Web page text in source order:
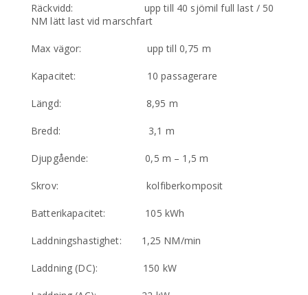
Räckvidd: upp till 40 sjömil full last / 50
NM lätt last vid marschfart
Max vägor: upp till 0,75 m
Kapacitet: 10 passagerare
Längd: 8,95 m
Bredd: 3,1 m
Djupgående: 0,5 m – 1,5 m
Skrov: kolfiberkomposit
Batterikapacitet: 105 kWh
Laddningshastighet: 1,25 NM/min
Laddning (DC): 150 kW